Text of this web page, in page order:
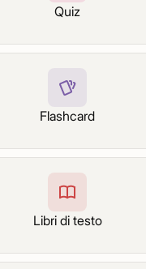
Quiz
Flashcard
Libri di testo